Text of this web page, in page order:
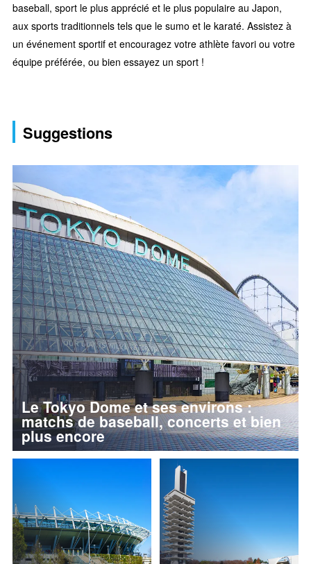
baseball, sport le plus apprécié et le plus populaire au Japon,
aux sports traditionnels tels que le sumo et le karaté. Assistez à
un événement sportif et encouragez votre athlète favori ou votre
équipe préférée, ou bien essayez un sport !
Suggestions
Le Tokyo Dome et ses environs :
matchs de baseball, concerts et bien
plus encore